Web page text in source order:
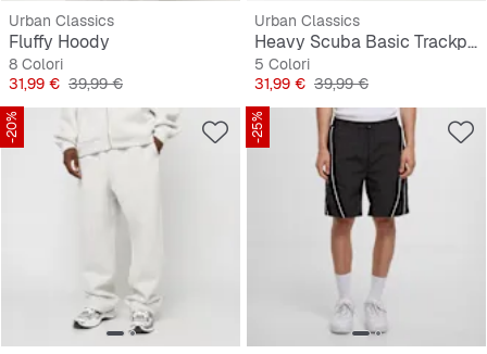
Urban Classics
Fluffy Hoody
8 Colori
Prezzo
31,99 € Prezzo originale
39,99 €
Urban Classics
Heavy Scuba Basic Trackpants
5 Colori
Prezzo
31,99 € Prezzo originale
39,99 €
-20% -25%